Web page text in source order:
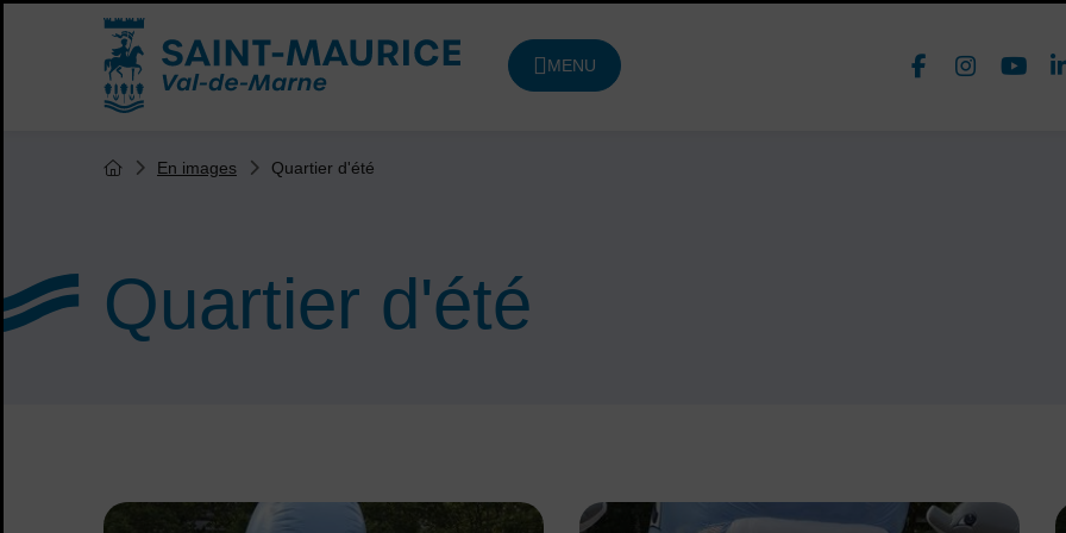
Accueil ville de Saint-Maurice
MENU
DE NAVIGATION PRINCIPALE Nous
Quartier d'été
Vous êtes ici :
Page d'accueil du site
En images Quartier d'été